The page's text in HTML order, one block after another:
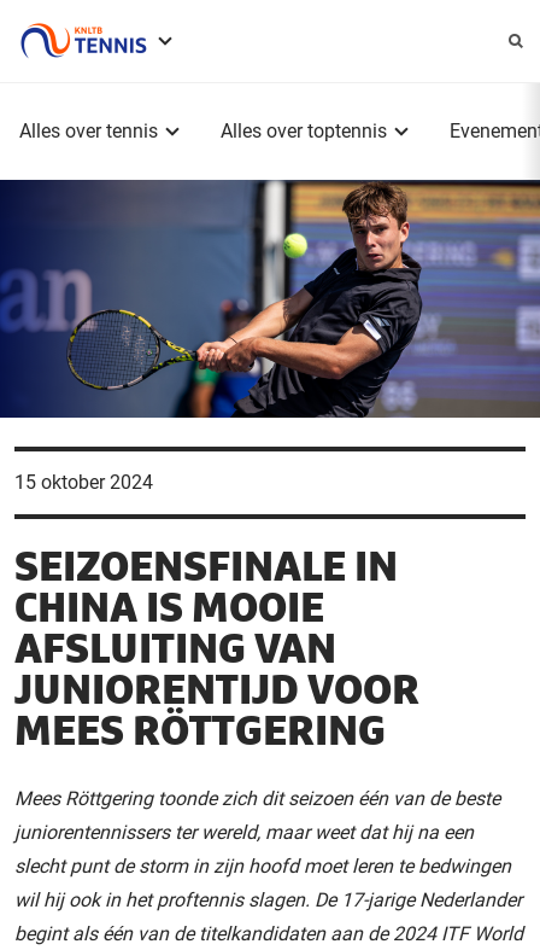
Alles over tennis Alles over toptennis
15 oktober 2024
SEIZOENSFINALE IN
CHINA IS MOOIE
AFSLUITING VAN
JUNIORENTIJD VOOR
MEES RÖTTGERING
Mees Röttgering toonde zich dit seizoen één van de beste
juniorentennissers ter wereld, maar weet dat hij na een
slecht punt de storm in zijn hoofd moet leren te bedwingen
wil hij ook in het proftennis slagen. De 17-jarige Nederlander
begint als één van de titelkandidaten aan de 2024 ITF World